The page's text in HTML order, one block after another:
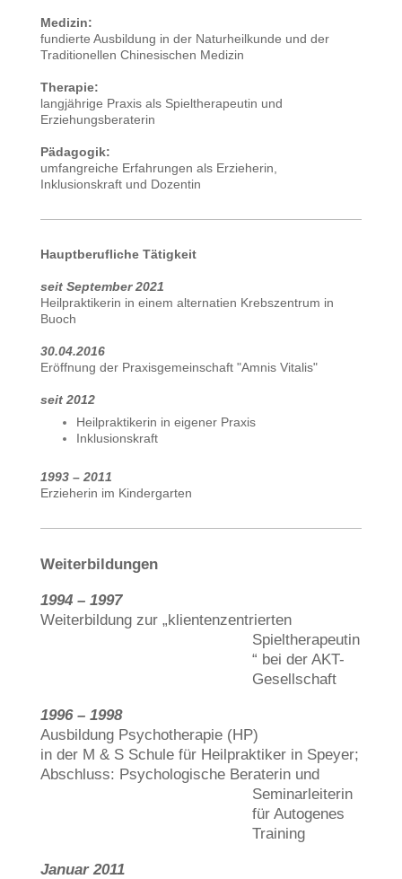
Medizin:
fundierte Ausbildung in der Naturheilkunde und der
Traditionellen Chinesischen Medizin
Therapie:
langjährige Praxis als Spieltherapeutin und
Erziehungsberaterin
Pädagogik:
umfangreiche Erfahrungen als Erzieherin,
Inklusionskraft und Dozentin
Hauptberufliche Tätigkeit
seit September 2021
Heilpraktikerin in einem alternatien Krebszentrum in
Buoch
30.04.2016
Eröffnung der Praxisgemeinschaft "Amnis Vitalis"
seit 2012
Heilpraktikerin in eigener Praxis
Inklusionskraft
1993 – 2011
Erzieherin im Kindergarten
Weiterbildungen
1994 – 1997
Weiterbildung zur „klientenzentrierten
Spieltherapeutin
“ bei der AKT-
Gesellschaft
1996 – 1998
Ausbildung Psychotherapie (HP)
in der M & S Schule für Heilpraktiker in Speyer;
Abschluss: Psychologische Beraterin und
Seminarleiterin
für Autogenes
Training
Januar 2011